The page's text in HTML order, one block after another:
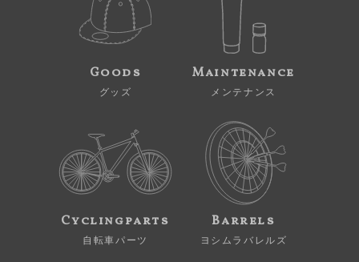
Goods
グッズ
Maintenance
メンテナンス
Cyclingparts
自転車パーツ
Barrels
ヨシムラバレルズ